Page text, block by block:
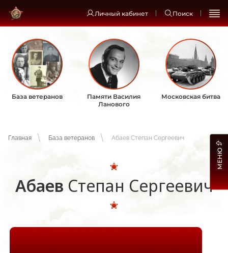
Личный кабинет Поиск
База ветеранов
Памяти Василия
Ланового
Московская битва
Главная База ветеранов Абаев Степан Сергеевич
Абаев Степан Сергеевич
МЕНЮ